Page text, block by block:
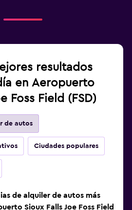
resultados
en Aeropuerto
Foss Field (FSD)
de autos
Ciudades populares
de alquiler de autos más
Sioux Falls Joe Foss Field